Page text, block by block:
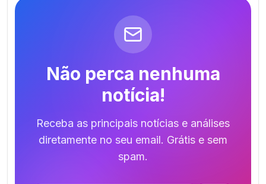
Não perca nenhuma
notícia!
Receba as principais notícias e análises
diretamente no seu email. Grátis e sem
spam.